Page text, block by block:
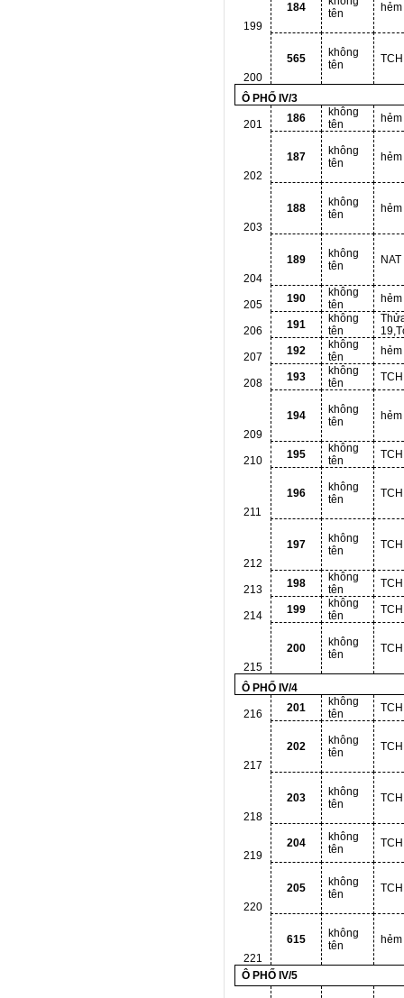
199
184
tên
200
565
không
tên
Ô PHỐ IV/3
201 186
không
tên
202
187
không
tên
203
188
không
tên
204
189
không
tên
NAT
205 190
không
tên
206 191
không
tên
207 192
không
tên
208 193
không
tên
209
194
không
tên
210 195
không
tên
211
196
không
tên
212
197
không
tên
213 198
không
tên
214 199
không
tên
215
200
không
tên
Ô PHỐ IV/4
216 201
không
tên
217
202
không
tên
218
203
không
tên
219
204
không
tên
220
205
không
tên
221
615
không
tên
Ô PHỐ IV/5